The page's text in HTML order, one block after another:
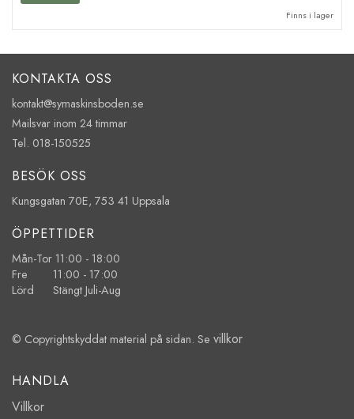
Finns i lager
KONTAKTA OSS
kontakt@symaskinsboden.se
Mailsvar inom 24 timmar
Tel. 018-150525
BESÖK OSS
Kungsgatan 70E, 753 41 Uppsala
ÖPPETTIDER
Mån-Tor 11:00 - 18:00
Fre 11:00 - 17:00
Lörd Stängt Juli-Aug
© Copyrightskyddat material på sidan. Se villkor
HANDLA
Villkor